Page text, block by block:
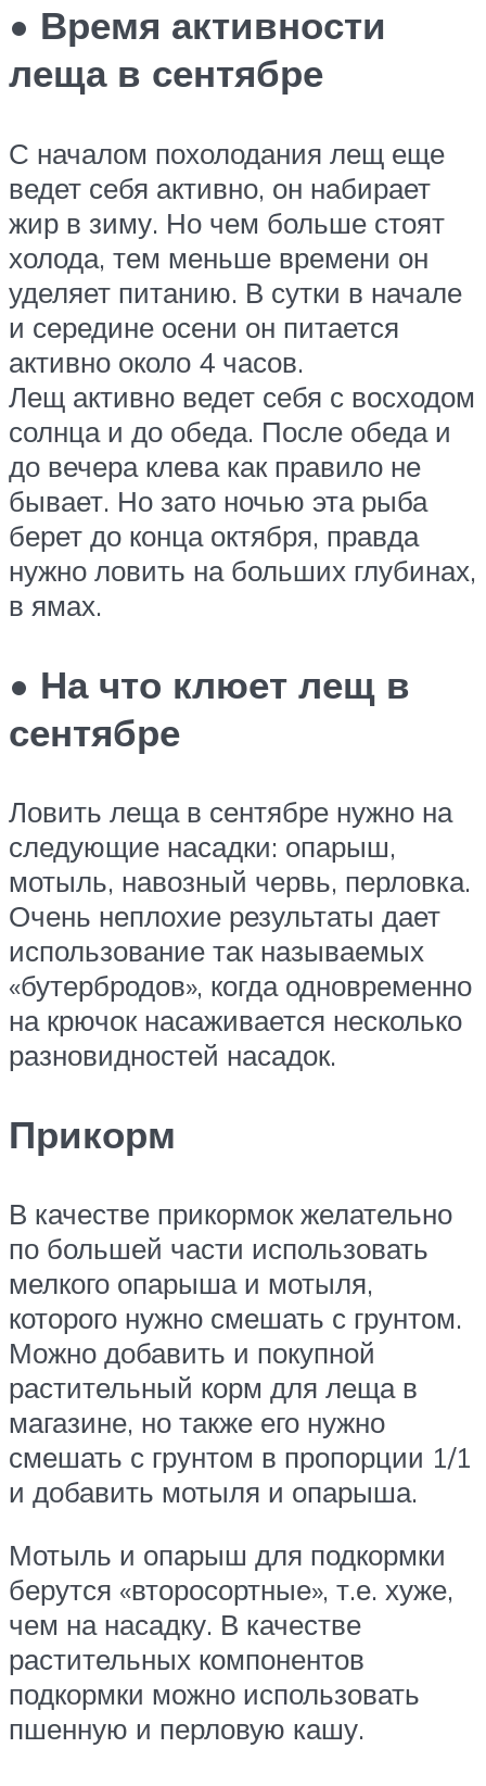
• Время активности
леща в сентябре
С началом похолодания лещ еще
ведет себя активно, он набирает
жир в зиму. Но чем больше стоят
холода, тем меньше времени он
уделяет питанию. В сутки в начале
и середине осени он питается
активно около 4 часов.
Лещ активно ведет себя с восходом
солнца и до обеда. После обеда и
до вечера клева как правило не
бывает. Но зато ночью эта рыба
берет до конца октября, правда
нужно ловить на больших глубинах,
в ямах.
• На что клюет лещ в
сентябре
Ловить леща в сентябре нужно на
следующие насадки: опарыш,
мотыль, навозный червь, перловка.
Очень неплохие результаты дает
использование так называемых
«бутербродов», когда одновременно
на крючок насаживается несколько
разновидностей насадок.
Прикорм
В качестве прикормок желательно
по большей части использовать
мелкого опарыша и мотыля,
которого нужно смешать с грунтом.
Можно добавить и покупной
растительный корм для леща в
магазине, но также его нужно
смешать с грунтом в пропорции 1/1
и добавить мотыля и опарыша.
Мотыль и опарыш для подкормки
берутся «второсортные», т.е. хуже,
чем на насадку. В качестве
растительных компонентов
подкормки можно использовать
пшенную и перловую кашу.